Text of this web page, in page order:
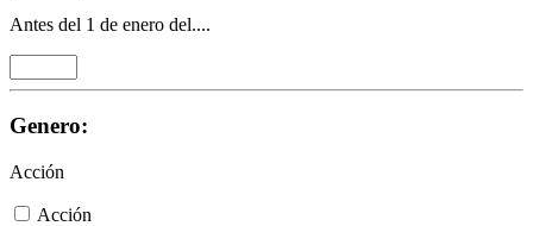
Antes del 1 de enero del....
Genero:
Acción
Acción